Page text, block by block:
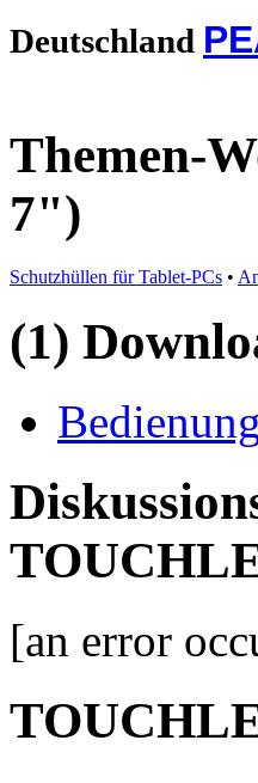
Deutschland
Themen-
7")
Schutzhüllen für Tablet-PCs •
(1)
[an error